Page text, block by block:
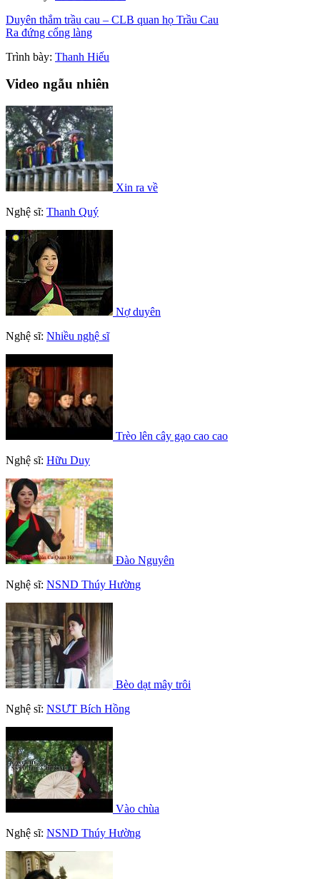
Duyên thắm trầu cau – CLB quan họ Trầu Cau
Ra đứng cổng làng
Trình bày: Thanh Hiếu
Video ngẫu nhiên
Xin ra về
Nghệ sĩ: Thanh Quý
Nợ duyên
Nghệ sĩ: Nhiều nghệ sĩ
Trèo lên cây gạo cao cao
Nghệ sĩ: Hữu Duy
Đào Nguyên
Nghệ sĩ: NSND Thúy Hường
Bèo dạt mây trôi
Nghệ sĩ: NSƯT Bích Hồng
Vào chùa
Nghệ sĩ: NSND Thúy Hường